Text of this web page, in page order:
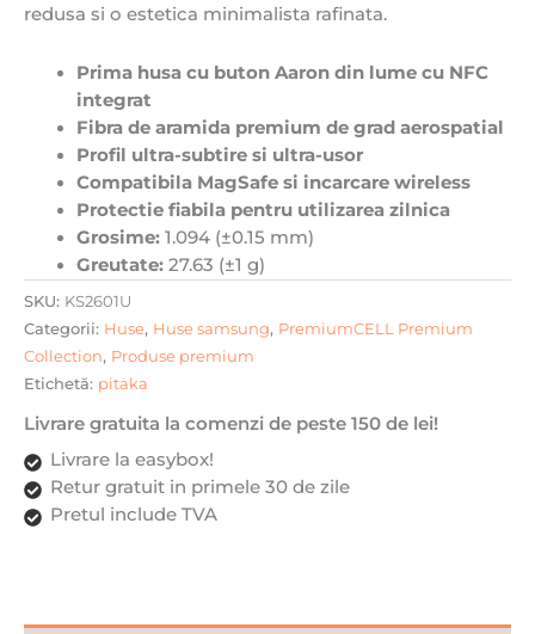
redusa si o estetica minimalista rafinata.
Prima husa cu buton Aaron din lume cu NFC
integrat
Fibra de aramida premium de grad aerospatial
Profil ultra-subtire si ultra-usor
Compatibila MagSafe si incarcare wireless
Protectie fiabila pentru utilizarea zilnica
Grosime:1.094 (±0.15 mm)
Greutate:27.63 (±1 g)
SKU: KS2601U
Categorii: Huse, Huse samsung, PremiumCELL Premium
Collection, Produse premium
Etichetă: pitaka
Livrare gratuita la comenzi de peste 150 de lei!
Livrare la easybox!
Retur gratuit in primele 30 de zile
Pretul include TVA